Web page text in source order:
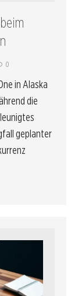
0
in Alaska
die
geplanter